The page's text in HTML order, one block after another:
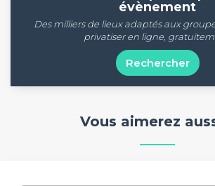
évènement
Des milliers de lieux adaptés aux
privatiser en ligne,
Rechercher
Vous aimerez